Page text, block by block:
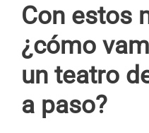
Con estos
¿cómo
un teatro
a paso?